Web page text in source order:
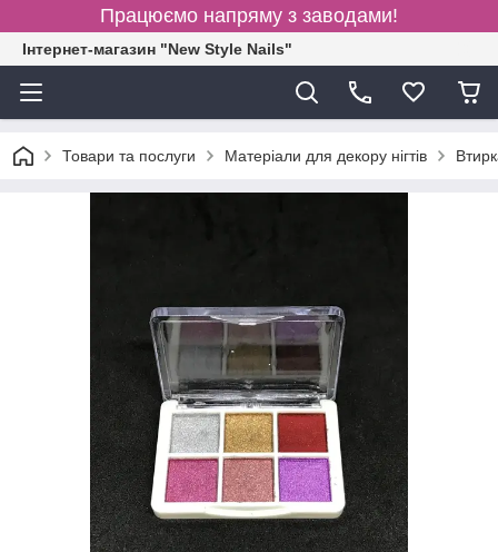
Працюємо напряму з заводами!
Інтернет-магазин "New Style Nails"
Товари та послуги Матеріали для декору нігтів